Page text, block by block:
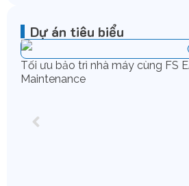
Dự án tiêu biểu
Tối ưu bảo trì nhà máy cùng FS
Maintenance